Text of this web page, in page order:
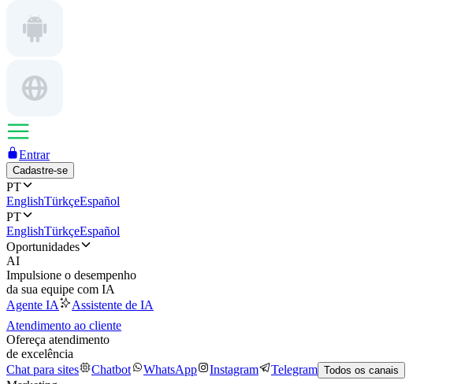
Entrar
Cadastre-se
PT
EnglishTürkçeEspañol
PT
EnglishTürkçeEspañol
Oportunidades
AI
Impulsione o desempenho
da sua equipe com IA
Agente IA
Assistente de IA
Atendimento ao cliente
Ofereça atendimento
de excelência
Chat para sites
Chatbot WhatsApp Instagram Telegram Todos os canais